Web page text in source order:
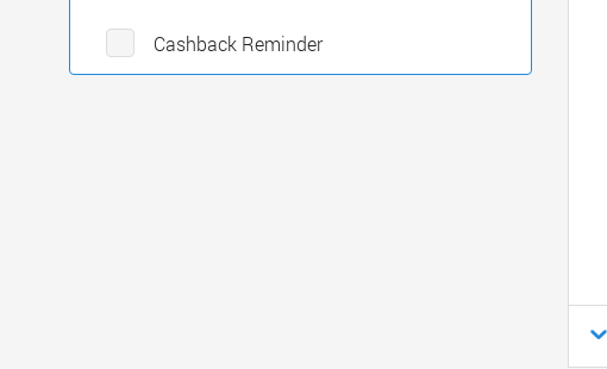
Cashback Reminder